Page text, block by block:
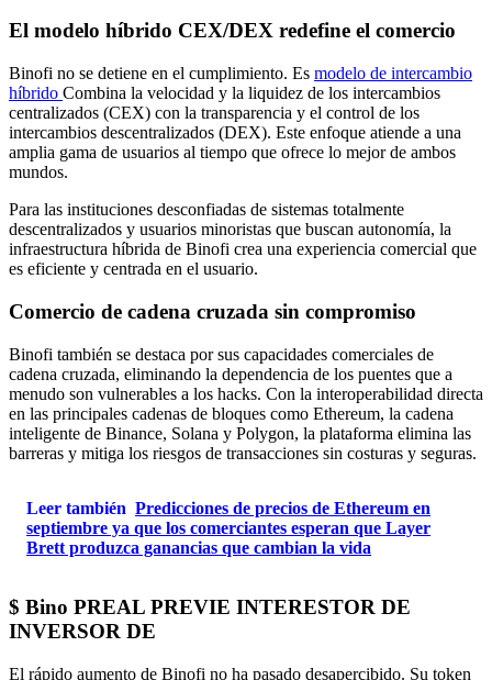
El modelo híbrido CEX/DEX redefine el comercio
Binofi no se detiene en el cumplimiento. Es modelo de intercambio
híbrido Combina la velocidad y la liquidez de los intercambios
centralizados (CEX) con la transparencia y el control de los
intercambios descentralizados (DEX). Este enfoque atiende a una
amplia gama de usuarios al tiempo que ofrece lo mejor de ambos
mundos.
Para las instituciones desconfiadas de sistemas totalmente
descentralizados y usuarios minoristas que buscan autonomía, la
infraestructura híbrida de Binofi crea una experiencia comercial que
es eficiente y centrada en el usuario.
Comercio de cadena cruzada sin compromiso
Binofi también se destaca por sus capacidades comerciales de
cadena cruzada, eliminando la dependencia de los puentes que a
menudo son vulnerables a los hacks. Con la interoperabilidad directa
en las principales cadenas de bloques como Ethereum, la cadena
inteligente de Binance, Solana y Polygon, la plataforma elimina las
barreras y mitiga los riesgos de transacciones sin costuras y seguras.
Leer también Predicciones de precios de Ethereum en
septiembre ya que los comerciantes esperan que Layer
Brett produzca ganancias que cambian la vida
$ Bino PREAL PREVIE INTERESTOR DE
INVERSOR DE
El rápido aumento de Binofi no ha pasado desapercibido. Su token